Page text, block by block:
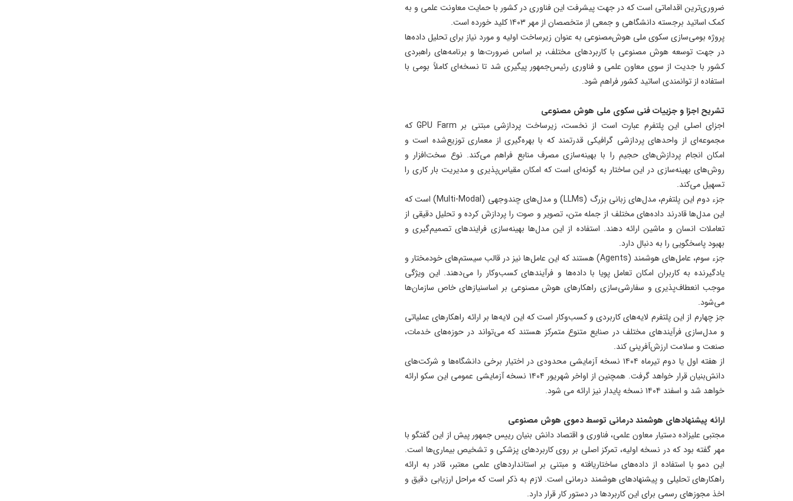
ضروری‌ترین اقداماتی است که در جهت پیشرفت این فناوری در کشور با حمایت معاونت علمی و به
کمک اساتید برجسته دانشگاهی و جمعی از متخصصان از مهر ۱۴۰۳ کلید خورده است.
پروژه بومی‌سازی سکوی ملی هوش‌مصنوعی به عنوان زیرساخت اولیه و مورد نیاز برای تحلیل داده‌ها
در جهت توسعه هوش مصنوعی با کاربردهای مختلف، بر اساس ضرورت‌ها و برنامه‌های راهبردی
کشور با جدیت از سوی معاون علمی و فناوری رئیس‌جمهور پیگیری شد تا نسخه‌ای کاملاً بومی با
استفاده از توانمندی اساتید کشور فراهم شود.
تشریح اجزا و جزییات فنی سکوی ملی هوش مصنوعی
اجزای اصلی این پلتفرم عبارت است از نخست، زیرساخت پردازشی مبتنی بر GPU Farm که
مجموعه‌ای از واحدهای پردازشی گرافیکی قدرتمند که با بهره‌گیری از معماری توزیع‌شده است و
امکان انجام پردازش‌های حجیم را با بهینه‌سازی مصرف منابع فراهم می‌کند. نوع سخت‌افزار و
روش‌های بهینه‌سازی در این ساختار به گونه‌ای است که امکان مقیاس‌پذیری و مدیریت بار کاری را
تسهیل می‌کند.
جزء دوم این پلتفرم، مدل‌های زبانی بزرگ (LLMs) و مدل‌های چندوجهی (Multi-Modal) است که
این مدل‌ها قادرند داده‌های مختلف از جمله متن، تصویر و صوت را پردازش کرده و تحلیل دقیقی از
تعاملات انسان و ماشین ارائه دهند. استفاده از این مدل‌ها بهینه‌سازی فرایندهای تصمیم‌گیری و
بهبود پاسخگویی را به دنبال دارد.
جزء سوم، عامل‌های هوشمند (Agents) هستند که این عامل‌ها نیز در قالب سیستم‌های خودمختار و
یادگیرنده به کاربران امکان تعامل پویا با داده‌ها و فرآیندهای کسب‌وکار را می‌دهند. این ویژگی
موجب انعطاف‌پذیری و سفارشی‌سازی راهکارهای هوش مصنوعی بر اساسنیازهای خاص سازمان‌ها
می‌شود.
جز چهارم از این پلتفرم لایه‌های کاربردی و کسب‌وکار است که این لایه‌ها بر ارائه راهکارهای عملیاتی
و مدل‌سازی فرآیندهای مختلف در صنایع متنوع متمرکز هستند که می‌تواند در حوزه‌های خدمات،
صنعت و سلامت ارزش‌آفرینی کند.
از هفته اول یا دوم تیرماه ۱۴۰۴ نسخه آزمایشی محدودی در اختیار برخی دانشگاه‌ها و شرکت‌های
دانش‌بنیان قرار خواهد گرفت. همچنین از اواخر شهریور ۱۴۰۴ نسخه آزمایشی عمومی این سکو ارائه
خواهد شد و اسفند ۱۴۰۴ نسخه پایدار نیز ارائه می شود.
ارائه پیشنهادهای هوشمند درمانی توسط دموی هوش مصنوعی
مجتبی علیزاده دستیار معاون علمی، فناوری و اقتصاد دانش بنیان رییس جمهور پیش از این گفتگو با
مهر گفته بود که در نسخه اولیه، تمرکز اصلی بر روی کاربردهای پزشکی و تشخیص بیماری‌ها است.
این دمو با استفاده از داده‌های ساختاریافته و مبتنی بر استانداردهای علمی معتبر، قادر به ارائه
راهکارهای تحلیلی و پیشنهادهای هوشمند درمانی است. لازم به ذکر است که مراحل ارزیابی دقیق و
اخذ مجوزهای رسمی برای این کاربردها در دستور کار قرار دارد.